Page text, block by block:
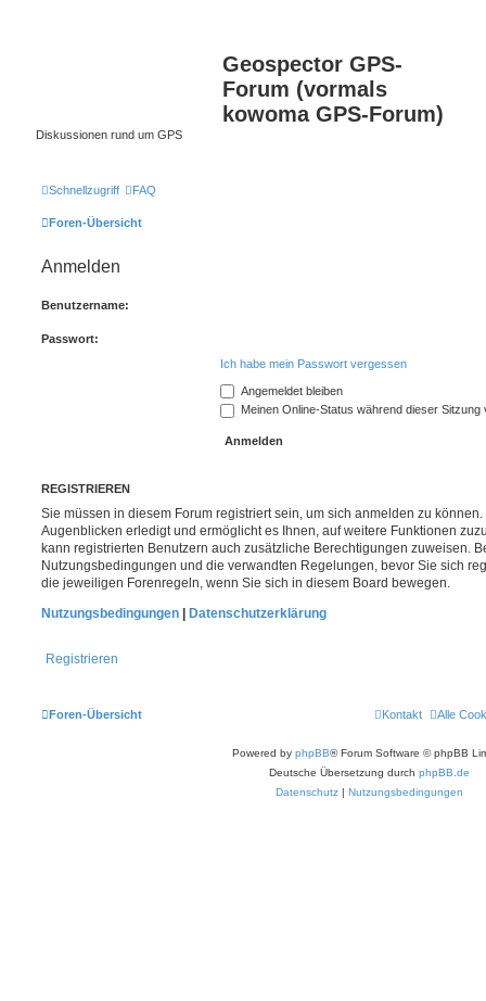
Geospector GPS-
Forum (vormals
kowoma GPS-Forum)
Diskussionen rund um GPS
Schnellzugriff FAQ
Foren-Übersicht
Anmelden
Benutzername:
Passwort:
Ich habe mein Passwort vergessen
Angemeldet bleiben
Meinen Online-Status während dieser Sitzung
REGISTRIEREN
Sie müssen in diesem Forum registriert sein, um sich anmelden zu
Augenblicken erledigt und ermöglicht es Ihnen, auf weitere Funktionen
kann registrierten Benutzern auch zusätzliche Berechtigungen zuweisen.
Nutzungsbedingungen und die verwandten Regelungen, bevor Sie sich
die jeweiligen Forenregeln, wenn Sie sich in diesem Board bewegen.
Nutzungsbedingungen
Datenschutzerklärung
Registrieren
Foren-Übersicht Alle
Kontakt
Powered by phpBB® Forum Software © phpBB
Deutsche Übersetzung durch phpBB.de
Datenschutz | Nutzungsbedingungen